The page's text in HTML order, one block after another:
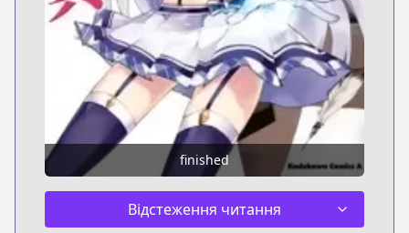
finished
Відстеження читання